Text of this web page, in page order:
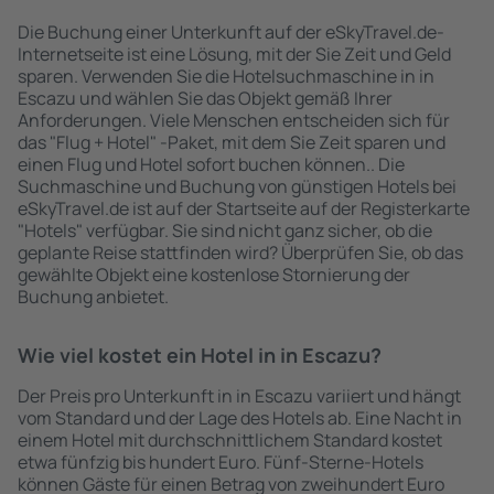
Die Buchung einer Unterkunft auf der eSkyTravel.de-
Internetseite ist eine Lösung, mit der Sie Zeit und Geld
sparen. Verwenden Sie die Hotelsuchmaschine in in
Escazu und wählen Sie das Objekt gemäß Ihrer
Anforderungen. Viele Menschen entscheiden sich für
das "Flug + Hotel" -Paket, mit dem Sie Zeit sparen und
einen Flug und Hotel sofort buchen können.. Die
Suchmaschine und Buchung von günstigen Hotels bei
eSkyTravel.de ist auf der Startseite auf der Registerkarte
"Hotels" verfügbar. Sie sind nicht ganz sicher, ob die
geplante Reise stattfinden wird? Überprüfen Sie, ob das
gewählte Objekt eine kostenlose Stornierung der
Buchung anbietet.
Wie viel kostet ein Hotel in in Escazu?
Der Preis pro Unterkunft in in Escazu variiert und hängt
vom Standard und der Lage des Hotels ab. Eine Nacht in
einem Hotel mit durchschnittlichem Standard kostet
etwa fünfzig bis hundert Euro. Fünf-Sterne-Hotels
können Gäste für einen Betrag von zweihundert Euro